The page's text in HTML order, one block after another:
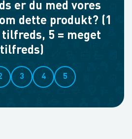
er du med vores
dette produkt? (1
5 = meget
tilfreds)
3 4 5